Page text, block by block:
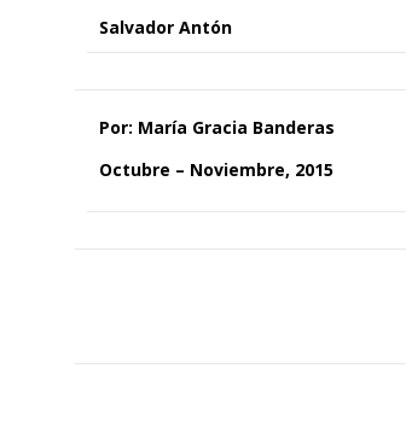
Salvador Antón
Por: María Gracia Banderas
Octubre – Noviembre, 2015